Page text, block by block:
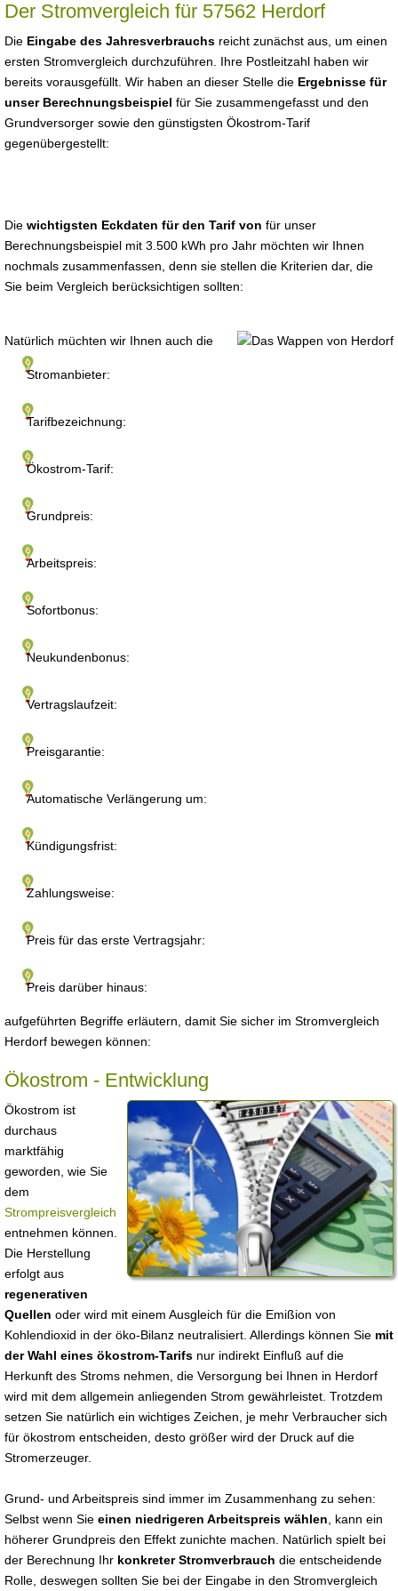
Der Stromvergleich für 57562 Herdorf
Die Eingabe des Jahresverbrauchs reicht zunächst aus, um einen
ersten Stromvergleich durchzuführen. Ihre Postleitzahl haben wir
bereits vorausgefüllt. Wir haben an dieser Stelle die Ergebnisse für
unser Berechnungsbeispiel für Sie zusammengefasst und den
Grundversorger sowie den günstigsten Ökostrom-Tarif
gegenübergestellt:
Die wichtigsten Eckdaten für den Tarif von für unser
Berechnungsbeispiel mit 3.500 kWh pro Jahr möchten wir Ihnen
nochmals zusammenfassen, denn sie stellen die Kriterien dar, die
Sie beim Vergleich berücksichtigen sollten:
Stromanbieter:
Tarifbezeichnung:
Ökostrom-Tarif:
Grundpreis:
Arbeitspreis:
Sofortbonus:
Neukundenbonus:
Vertragslaufzeit:
Preisgarantie:
Automatische Verlängerung um:
Kündigungsfrist:
Zahlungsweise:
Preis für das erste Vertragsjahr:
Preis darüber hinaus:
Natürlich müchten wir Ihnen auch die
aufgeführten Begriffe erläutern, damit Sie sicher im Stromvergleich
Herdorf bewegen können:
Ökostrom - Entwicklung
Ökostrom ist
durchaus
marktfähig
geworden, wie Sie
dem
Strompreisvergleich
entnehmen können.
Die Herstellung
erfolgt aus
regenerativen
Quellen oder wird mit einem Ausgleich für die Emißion von
Kohlendioxid in der öko-Bilanz neutralisiert. Allerdings können Sie mit
der Wahl eines ökostrom-Tarifs nur indirekt Einfluß auf die
Herkunft des Stroms nehmen, die Versorgung bei Ihnen in Herdorf
wird mit dem allgemein anliegenden Strom gewährleistet. Trotzdem
setzen Sie natürlich ein wichtiges Zeichen, je mehr Verbraucher sich
für ökostrom entscheiden, desto größer wird der Druck auf die
Stromerzeuger.
Grund- und Arbeitspreis sind immer im Zusammenhang zu sehen:
Selbst wenn Sie einen niedrigeren Arbeitspreis wählen , kann ein
höherer Grundpreis den Effekt zunichte machen. Natürlich spielt bei
der Berechnung Ihr konkreter Stromverbrauch die entscheidende
Rolle, deswegen sollten Sie bei der Eingabe in den Stromvergleich